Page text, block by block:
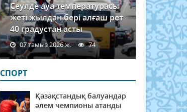
Сеулде ауа температурасы
жеті жылдан бері алғаш рет
40 градустан асты
07 тамыз 2026 ж. 74
СПОРТ
Қазақстандық балуандар
әлем чемпионы атанды